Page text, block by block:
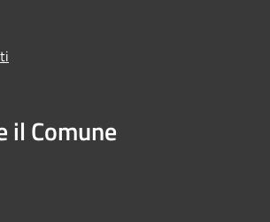
il Comune